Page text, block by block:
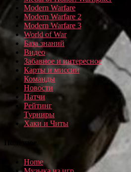
Modern Warfare
Modern Warfare 2
Modern Warfare 3
World of War
База знаний
Видео
Забавное и интересное
Карты и миссии
Команды
Новости
Патчи
Рейтинг
Турниры
Хаки и Читы
Полезное
Home